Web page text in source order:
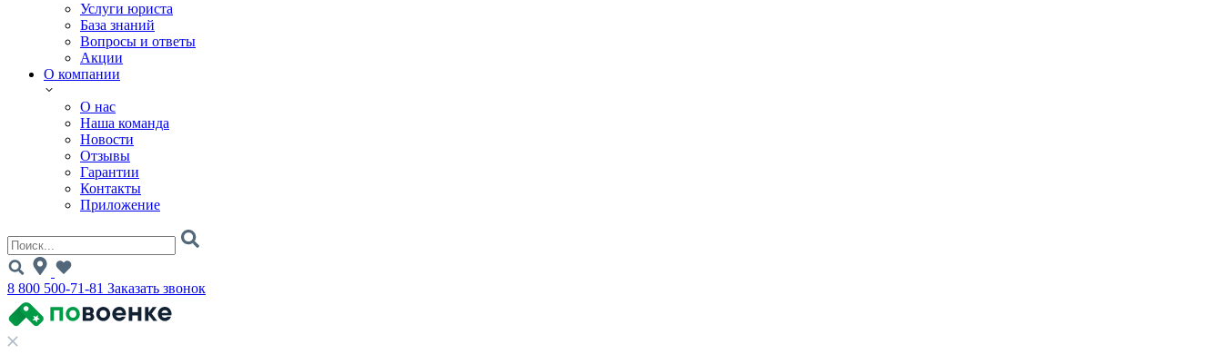
Услуги юриста
База знаний
Вопросы и ответы
Акции
О компании
О нас
Наша команда
Новости
Отзывы
Гарантии
Контакты
Приложение
8 800 500-71-81 Заказать звонок